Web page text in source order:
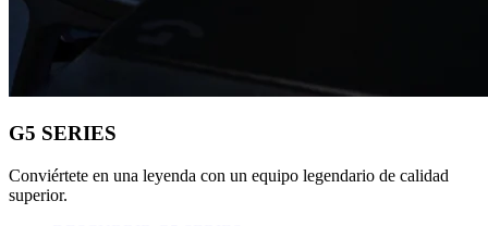
G5 SERIES
Conviértete en una leyenda con un equipo legendario de calidad
superior.